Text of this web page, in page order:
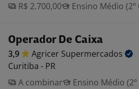
R$ 2.700,00
Ensino Médio (2º
Operador De Caixa
3,9 Agricer Supermercados
Curitiba - PR
A combinar
Ensino Médio